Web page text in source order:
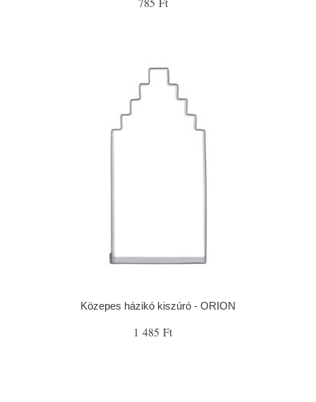
Közepes házikó kiszúró - ORION
1 485 Ft